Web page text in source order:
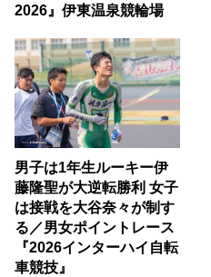
2026』伊東温泉競輪場
男子は1年生ルーキー伊
藤隆聖が大逆転勝利 女子
は接戦を大谷奈々が制す
る／男女ポイントレース
『2026インターハイ自転
車競技』